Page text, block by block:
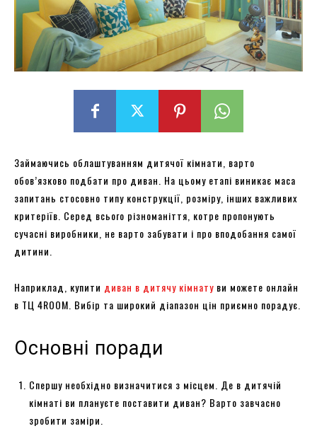
Займаючись облаштуванням дитячої кімнати, варто
обов’язково подбати про диван. На цьому етапі виникає маса
запитань стосовно типу конструкції, розміру, інших важливих
критеріїв. Серед всього різноманіття, котре пропонують
сучасні виробники, не варто забувати і про вподобання самої
дитини.
Наприклад, купити диван в дитячу кімнату ви можете онлайн
в ТЦ 4ROOM. Вибір та широкий діапазон цін приємно порадує.
Основні поради
Спершу необхідно визначитися з місцем. Де в дитячій
кімнаті ви плануєте поставити диван? Варто завчасно
зробити заміри.